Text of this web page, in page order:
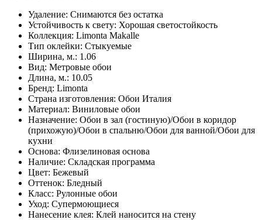
Удаление: Снимаются без остатка
Устойчивость к свету: Хорошая светостойкость
Коллекция: Limonta Makalle
Тип оклейки: Стыкуемые
Ширина, м.: 1.06
Вид: Метровые обои
Длина, м.: 10.05
Бренд: Limonta
Страна изготовления: Обои Италия
Материал: Виниловые обои
Назначение: Обои в зал (гостиную)/Обои в коридор
(прихожую)/Обои в спальню/Обои для ванной/Обои для
кухни
Основа: Флизелиновая основа
Наличие: Складская программа
Цвет: Бежевый
Оттенок: Бледный
Класс: Рулонные обои
Уход: Супермоющиеся
Нанесение клея: Клей наносится на стену